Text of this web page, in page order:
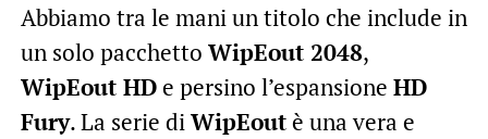
Abbiamo tra le mani un titolo che include in
un solo pacchetto WipEout 2048,
WipEout HDe persino l’espansione HD
Fury. La serie diWipEoutè una vera e